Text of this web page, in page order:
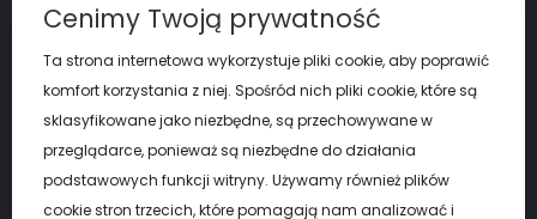
Polityka prywatności
Cenimy Twoją prywatność
Ta strona internetowa wykorzystuje pliki cookie, aby poprawić
komfort korzystania z niej. Spośród nich pliki cookie, które są
sklasyfikowane jako niezbędne, są przechowywane w
przeglądarce, ponieważ są niezbędne do działania
podstawowych funkcji witryny. Używamy również plików
cookie stron trzecich, które pomagają nam analizować i